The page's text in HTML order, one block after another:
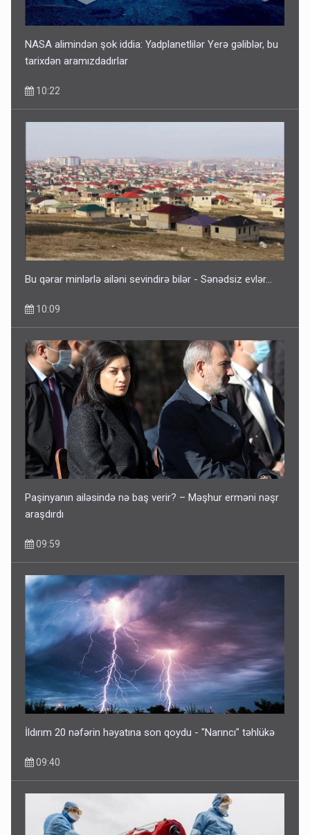
NASA alimindən şok iddia: Yadplanetlilər Yerə gəliblər, bu
tarixdən aramızdadırlar
10:22
Bu qərar minlərlə ailəni sevindirə bilər - Sənədsiz evlər...
10:09
Paşinyanın ailəsində nə baş verir? – Məşhur erməni nəşr
araşdırdı
09:59
İldırım 20 nəfərin həyatına son qoydu - "Narıncı" təhlükə
09:40